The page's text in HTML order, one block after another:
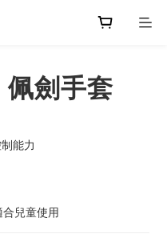
劍手套
能力
兒童使用